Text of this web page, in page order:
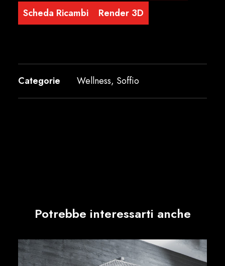
Scheda Ricambi
Render 3D
Categorie Wellness, Soffio
Potrebbe interessarti anche